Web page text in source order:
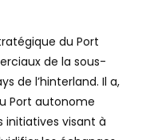
du Port
de la sous-
de l’hinterland. Il a,
Port autonome
initiatives visant à